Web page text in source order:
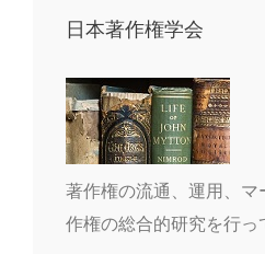
日本著作権学会
著作権の流通、運用、
作権の総合的研究を行っ